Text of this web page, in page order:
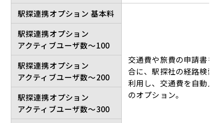
駅探連携オプション 基本料
交通費や旅費の申請書を
合に、駅探社の経路検索
利用し、交通費を自動入
のオプション。
駅探連携オプション
アクティブユーザ数～100
駅探連携オプション
アクティブユーザ数～200
駅探連携オプション
アクティブユーザ数～300